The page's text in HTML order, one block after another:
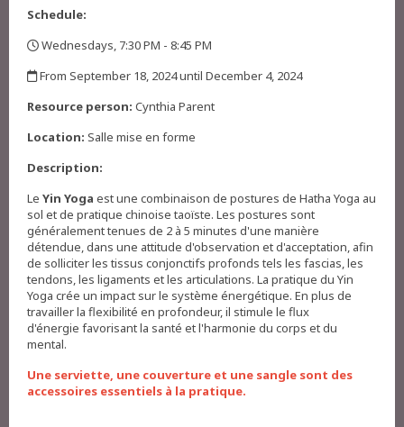
Schedule:
Wednesdays, 7:30 PM - 8:45 PM
From September 18, 2024 until December 4, 2024
Resource person: Cynthia Parent
Location: Salle mise en forme
Description:
Le Yin Yoga est une combinaison de postures de Hatha Yoga au
sol et de pratique chinoise taoïste. Les postures sont
généralement tenues de 2 à 5 minutes d'une manière
détendue, dans une attitude d'observation et d'acceptation, afin
de solliciter les tissus conjonctifs profonds tels les fascias, les
tendons, les ligaments et les articulations. La pratique du Yin
Yoga crée un impact sur le système énergétique. En plus de
travailler la flexibilité en profondeur, il stimule le flux
d'énergie favorisant la santé et l'harmonie du corps et du
mental.
Une serviette, une couverture et une sangle sont des
accessoires essentiels à la pratique.